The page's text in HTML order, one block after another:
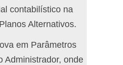
contabilístico na
Alternativos.
em Parâmetros
Administrador, onde